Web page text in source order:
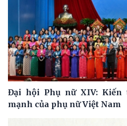
Đại hội Phụ nữ XIV: Kiến
mạnh của phụ nữ Việt Nam